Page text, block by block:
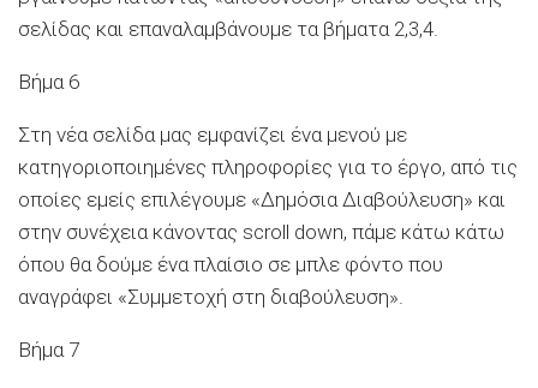
σελίδας και επαναλαμβάνουμε τα βήματα 2,3,4.
Βήμα 6
Στη νέα σελίδα μας εμφανίζει ένα μενού με
κατηγοριοποιημένες πληροφορίες για το έργο, από τις
οποίες εμείς επιλέγουμε «Δημόσια Διαβούλευση» και
στην συνέχεια κάνοντας scroll down, πάμε κάτω κάτω
όπου θα δούμε ένα πλαίσιο σε μπλε φόντο που
αναγράφει «Συμμετοχή στη διαβούλευση».
Βήμα 7